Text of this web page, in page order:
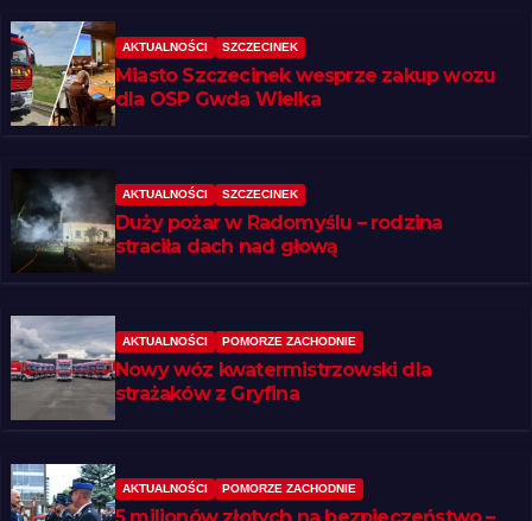
AKTUALNOŚCI SZCZECINEK
Miasto Szczecinek wesprze zakup wozu
dla OSP Gwda Wielka
AKTUALNOŚCI SZCZECINEK
Duży pożar w Radomyślu – rodzina
straciła dach nad głową
AKTUALNOŚCI POMORZE ZACHODNIE
Nowy wóz kwatermistrzowski dla
strażaków z Gryfina
AKTUALNOŚCI POMORZE ZACHODNIE